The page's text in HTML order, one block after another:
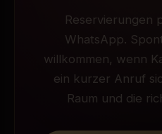
Reservierungen
WhatsApp.
willkommen, wenn
ein kurzer Anruf
Raum und die